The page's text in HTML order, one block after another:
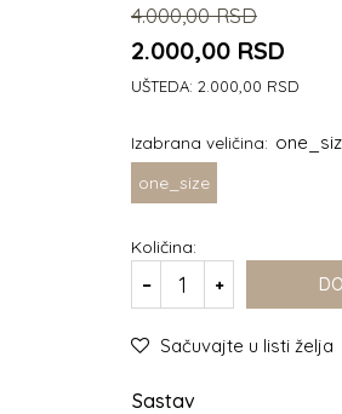
4.000,00 RSD
2.000,00 RSD
UŠTEDA: 2.000,00 RSD
Izabrana veličina:
one_size
Količina:
Sačuvajte u listi želja
Sastav